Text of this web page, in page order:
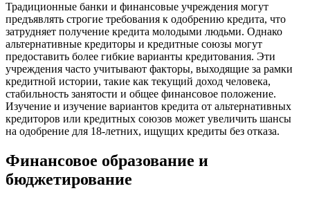
Традиционные банки и финансовые учреждения могут
предъявлять строгие требования к одобрению кредита, что
затрудняет получение кредита молодыми людьми. Однако
альтернативные кредиторы и кредитные союзы могут
предоставить более гибкие варианты кредитования. Эти
учреждения часто учитывают факторы, выходящие за рамки
кредитной истории, такие как текущий доход человека,
стабильность занятости и общее финансовое положение.
Изучение и изучение вариантов кредита от альтернативных
кредиторов или кредитных союзов может увеличить шансы
на одобрение для 18-летних, ищущих кредиты без отказа.
Финансовое образование и
бюджетирование